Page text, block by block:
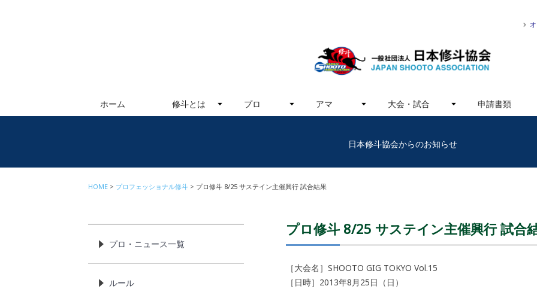
ホーム 修斗とは プロ アマ 大会・試合 申請書類
日本修斗協会からのお知らせ
HOME プロフェッショナル修斗 プロ修斗 8/25 サステイン主催興行 試合結果
プロ修斗 8/25 サステイン主催興行 試合
［大会名］SHOOTO GIG TOKYO Vol.15
［日時］2013年8月25日（日）
プロ・ニュース一覧
ルール